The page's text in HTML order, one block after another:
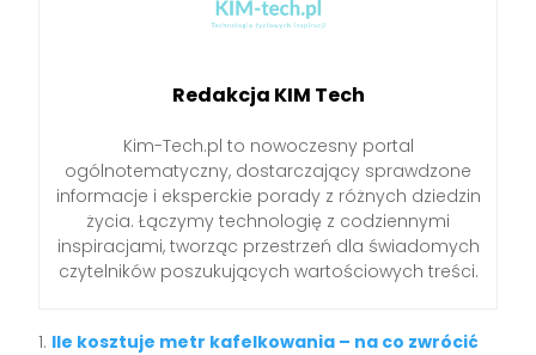
Redakcja KIM Tech
Kim-Tech.pl to nowoczesny portal
ogólnotematyczny, dostarczający sprawdzone
informacje i eksperckie porady z różnych dziedzin
życia. Łączymy technologię z codziennymi
inspiracjami, tworząc przestrzeń dla świadomych
czytelników poszukujących wartościowych treści.
Ile kosztuje metr kafelkowania – na co zwrócić